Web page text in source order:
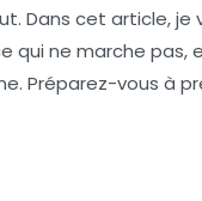
Dans cet article, je
qui ne marche pas,
Préparez-vous à